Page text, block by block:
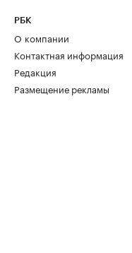
РБК
О компании
Контактная информация
Редакция
Размещение рекламы